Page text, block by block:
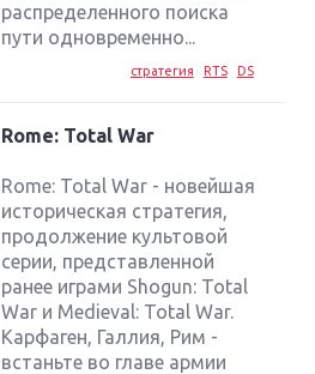
распределенного поиска
пути одновременно...
стратегия RTS DS
Rome: Total War
Rome: Total War - новейшая
историческая стратегия,
продолжение культовой
серии, представленной
ранее играми Shogun: Total
War и Medieval: Total War.
Карфаген, Галлия, Рим -
встаньте во главе армии